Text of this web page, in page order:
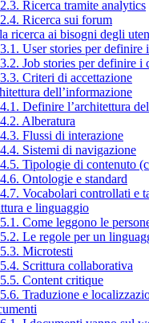
Ricerca tramite analytics
Ricerca sui forum
ricerca ai bisogni degli
User stories per definire
Job stories per definire i
Criteri di accettazione
dell’informazione
Definire l’architettura
Alberatura
Flussi di interazione
Sistemi di navigazione
Tipologie di contenuto
Ontologie e standard
Vocabolari controllati e
e linguaggio
Come leggono le
Le regole per un
Microtesti
Scrittura collaborativa
Content critique
Traduzione e